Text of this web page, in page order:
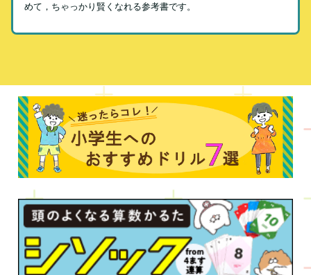
めて，ちゃっかり賢くなれる参考書です。